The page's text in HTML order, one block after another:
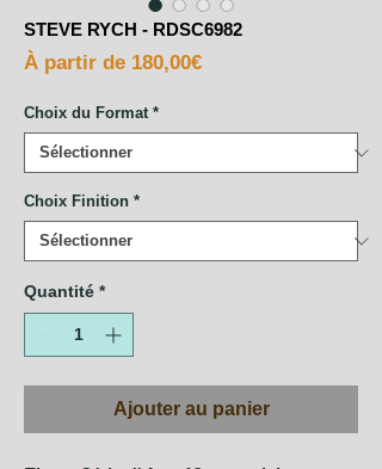
STEVE RYCH - RDSC6982
À partir de 180,00€Prix
Choix du Format *
Choix Finition *
Quantité *
Ajouter au panier